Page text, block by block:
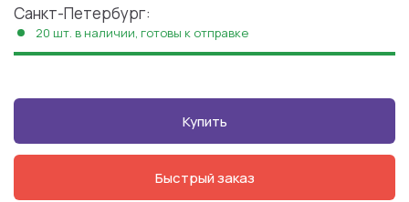
Санкт-Петербург:
20 шт. в наличии, готовы к отправке
Купить
Быстрый заказ